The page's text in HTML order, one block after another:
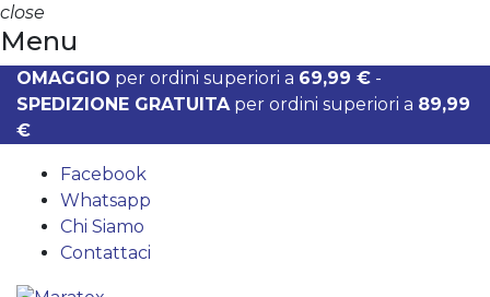
close
Menu
OMAGGIO per ordini superiori a 69,99 € -
SPEDIZIONE GRATUITAper ordini superiori a 89,99
€
Facebook
Whatsapp
Chi Siamo
Contattaci